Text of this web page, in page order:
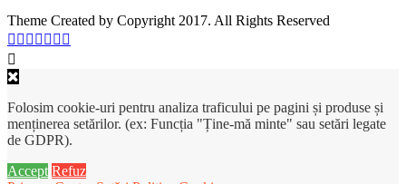
Theme Created by Copyright 2017. All Rights Reserved
Folosim cookie-uri pentru analiza traficului pe pagini și produse și
menținerea setărilor. (ex: Funcția "Ține-mă minte" sau setări legate
de GDPR).
Accept Refuz